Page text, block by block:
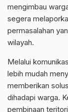
mengimbau
segera
permasalahan
wilayah.
Melalui
lebih mudah
memberikan
dihadapi warga.
pembinaan